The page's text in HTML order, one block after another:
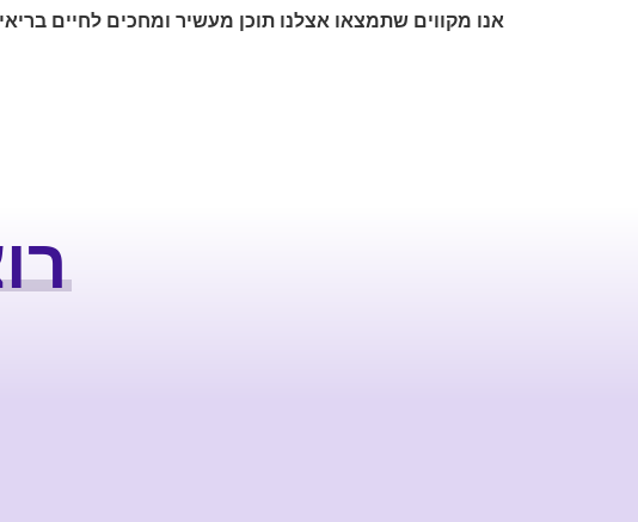
אנו מקווים שתמצאו אצלנו תוכן מעשיר ומחכים לחיים